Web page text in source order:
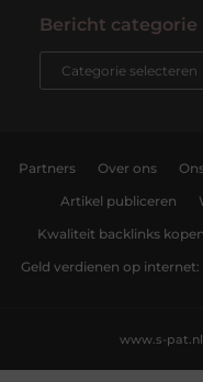
Bericht categorie
Partners Over ons
Artikel publiceren
Kwaliteit backlinks
Geld verdienen op
www.s-pat.nl.